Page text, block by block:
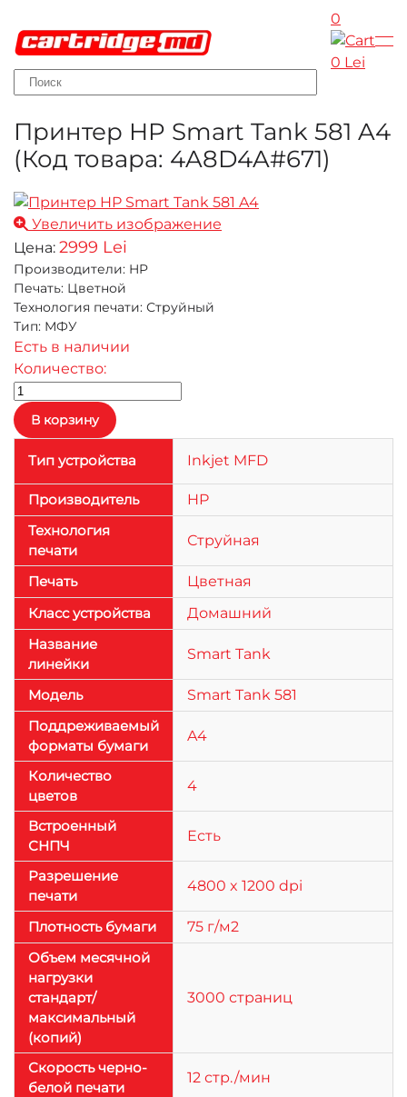
Skip to main content
0
0 Lei
Принтер HP Smart Tank 581 A4
(Код товара: 4A8D4A#671)
Увеличить изображение
Цена: 2999 Lei
Производители: HP
Печать: Цветной
Технология печати: Струйный
Тип: МФУ
Есть в наличии
Количество:
Тип устройства Inkjet MFD
Производитель
HP
Технология
печати
Струйная
Печать
Цветная
Класс устройства
Домашний
Название
линейки
Smart Tank
Модель
Smart Tank 581
Поддреживаемый
форматы бумаги
A4
Количество
цветов
4
Встроенный
СНПЧ
Есть
Разрешение
печати
4800 x 1200 dpi
Плотность бумаги
75 г/м2
Объем месячной
нагрузки
стандарт/
максимальный
(копий)
3000 страниц
Скорость черно-
белой печати
12 стр./мин